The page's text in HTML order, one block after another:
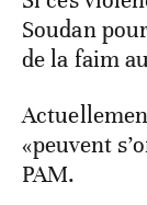
Soudan
de la faim
«peuvent
PAM.